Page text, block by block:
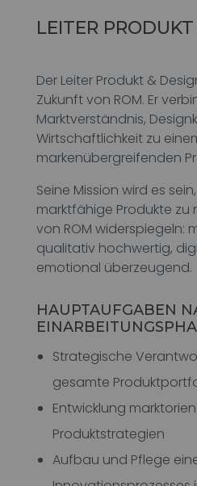
LEITER
Der Leiter Produkt &
Zukunft von ROM. Er
Marktverständnis,
Wirtschaftlichkeit zu
markenübergreifenden
Seine Mission wird es
marktfähige Produkte zu
von ROM widerspiegeln:
qualitativ hochwertig,
emotional überzeugend.
HAUPTAUFGABEN
Strategische
gesamte
Entwicklung
Produktstrategien
Aufbau und Pflege